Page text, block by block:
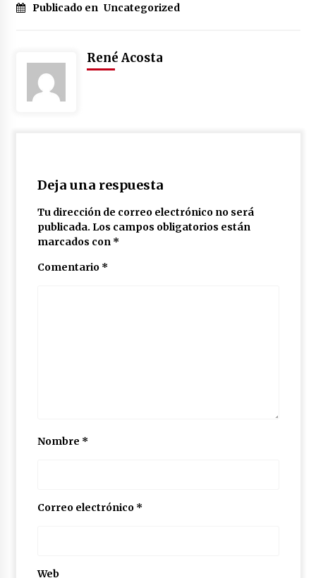
Publicado en Uncategorized
René Acosta
Deja una respuesta
Tu dirección de correo electrónico no será
publicada. Los campos obligatorios están
marcados con *
Comentario *
Nombre *
Correo electrónico *
Web